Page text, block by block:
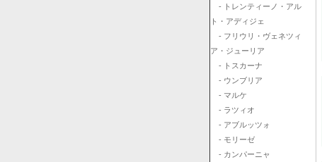
- トレンティーノ・アル
ト・アディジェ
- フリウリ・ヴェネツィ
ア・ジューリア
- トスカーナ
- ウンブリア
- マルケ
- ラツィオ
- アブルッツォ
- モリーゼ
- カンパーニャ